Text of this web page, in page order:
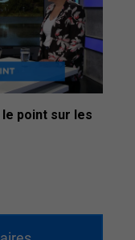
le point sur les